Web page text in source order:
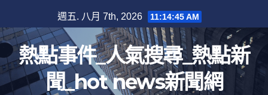
至
內
容
週五. 八月 7th, 2026 11:14:46 AM
熱點事件_人氣搜尋_熱點新
聞_hot news新聞網